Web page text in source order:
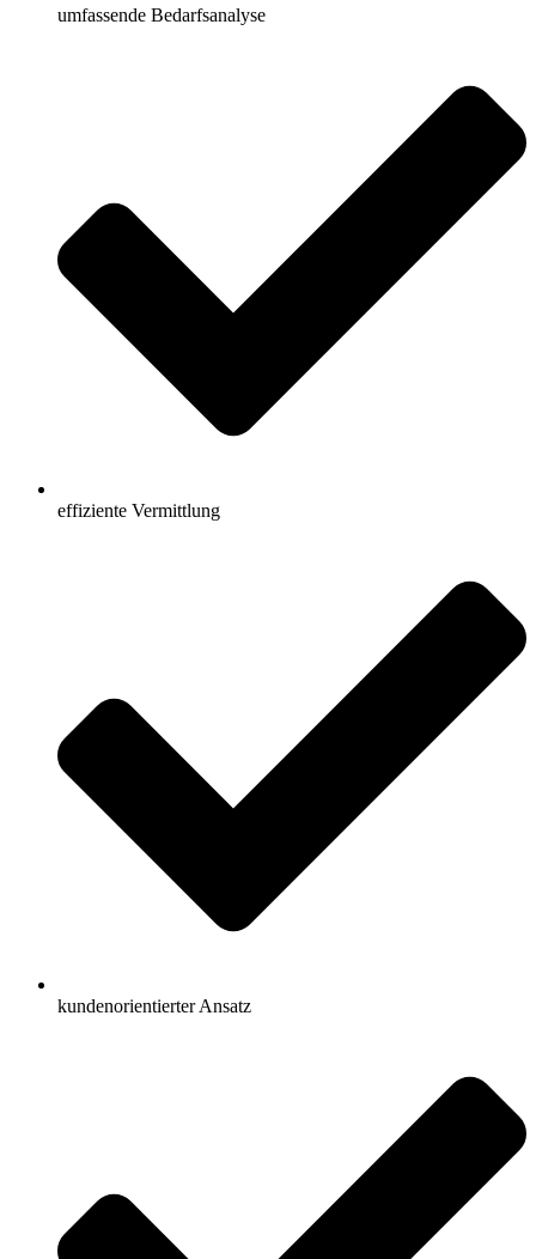
umfassende Bedarfsanalyse
effiziente Vermittlung
kundenorientierter Ansatz